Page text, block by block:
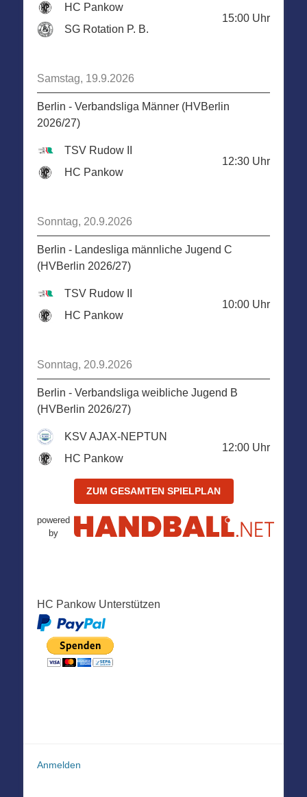
HC Pankow
SG Rotation P. B.
15:00 Uhr
Samstag, 19.9.2026
Berlin - Verbandsliga Männer (HVBerlin
2026/27)
TSV Rudow II
HC Pankow
12:30 Uhr
Sonntag, 20.9.2026
Berlin - Landesliga männliche Jugend C
(HVBerlin 2026/27)
TSV Rudow II
HC Pankow
10:00 Uhr
Sonntag, 20.9.2026
Berlin - Verbandsliga weibliche Jugend B
(HVBerlin 2026/27)
KSV AJAX-NEPTUN
HC Pankow
12:00 Uhr
ZUM GESAMTEN SPIELPLAN
powered
by
HC Pankow Unterstützen
Anmelden